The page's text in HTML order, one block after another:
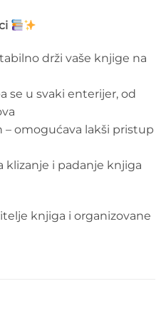
drži vaše knjige na
se u svaki enterijer, od
omogućava lakši pristup
klizanje i padanje knjiga
knjiga i organizovane